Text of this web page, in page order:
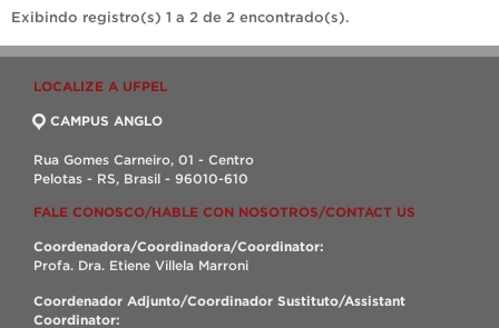
Exibindo registro(s) 1 a 2 de 2 encontrado(s).
LOCALIZE A UFPEL
CAMPUS ANGLO
Rua Gomes Carneiro, 01 - Centro
Pelotas - RS, Brasil - 96010-610
FALE CONOSCO/HABLE CON NOSOTROS/CONTACT US
Coordenadora/Coordinadora/Coordinator:
Profa. Dra. Etiene Villela Marroni
Coordenador Adjunto/Coordinador Sustituto/Assistant
Coordinator: